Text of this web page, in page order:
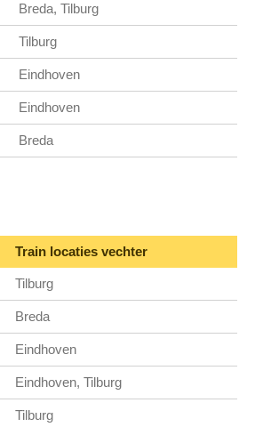
Breda, Tilburg
Tilburg
Eindhoven
Eindhoven
Breda
Train locaties vechter
Tilburg
Breda
Eindhoven
Eindhoven, Tilburg
Tilburg